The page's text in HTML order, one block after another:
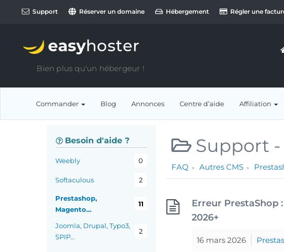
Support Réserver un domaine Hébergement Régler une
Bien plus qu'un hébergeur !
Commander Blog Annonces Centre d’aide Affiliation
Besoin d'aide ?
Weebly 0
Softaculous 2
Prestashop,
Magento…
11
Joomla, Drupal, Typo3,
SPIP…
2
Support -
FAQ Autres CMS
Erreur PrestaShop
2026+
16 mars 2026